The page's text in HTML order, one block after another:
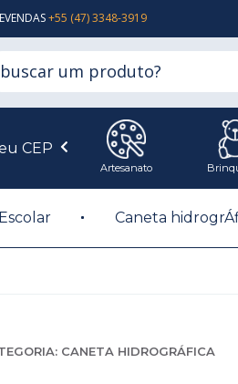
+55 (47) 3348-3919
CEP
Artesanato
Escolar Caneta
CANETA HIDROGRÁFICA